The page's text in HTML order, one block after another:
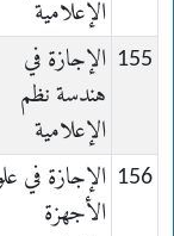
الإعلامية
155 الإجازة في
هندسة نظم
الإعلامية
156 الإجازة في
الأجهزة